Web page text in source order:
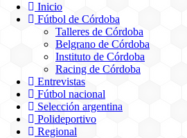
Inicio
Fútbol de Córdoba
Talleres de Córdoba
Belgrano de Córdoba
Instituto de Córdoba
Racing de Córdoba
Entrevistas
Fútbol nacional
Selección argentina
Polideportivo
Regional